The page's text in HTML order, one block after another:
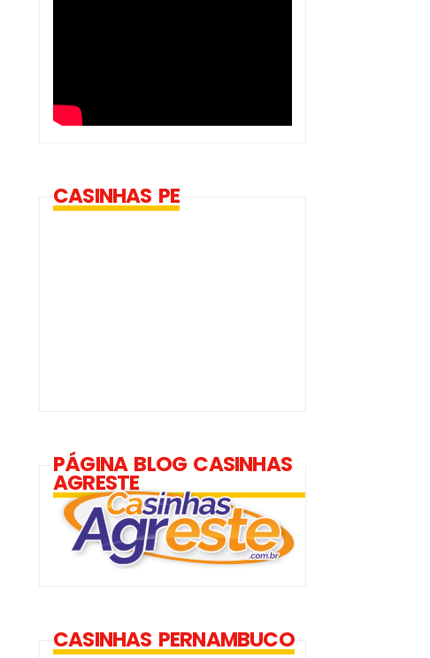
CASINHAS PE
PÁGINA BLOG CASINHAS
AGRESTE
CASINHAS PERNAMBUCO